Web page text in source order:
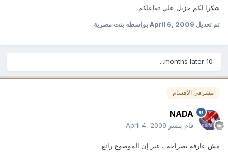
شكرا لكم جزيل علي تفاعلكم
تم تعديلApril 6, 2009بواسطه بنت مصرية
10 months later...
مشرفي الأقسام
NADA
قام بنشر April 4, 2009
مش عارفة بصراحة .. غير إن الموضوع رائع